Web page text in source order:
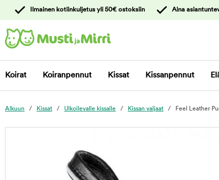
asiakaspalveluun
Ilmainen kotiinkuljetus yli 50€ ostoksiin Aina
Koirat Koiranpennut Kissat Kissanpennut
Alkuun Kissat Ulkoilevalle kissalle Kissan valjaat Feel Leather